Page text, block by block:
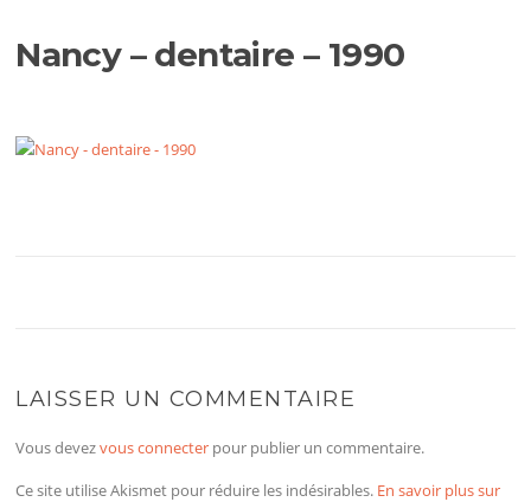
Nancy – dentaire – 1990
LAISSER UN COMMENTAIRE
Vous devezvous connecter pour publier un commentaire.
Ce site utilise Akismet pour réduire les indésirables. En savoir plus sur